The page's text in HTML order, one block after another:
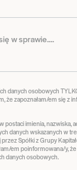
danych osobowych
że zapoznałam/em się z
imienia, nazwiska,
danych wskazanych w
Spółki z Grupy
em poinformowana/y,
danych osobowych.